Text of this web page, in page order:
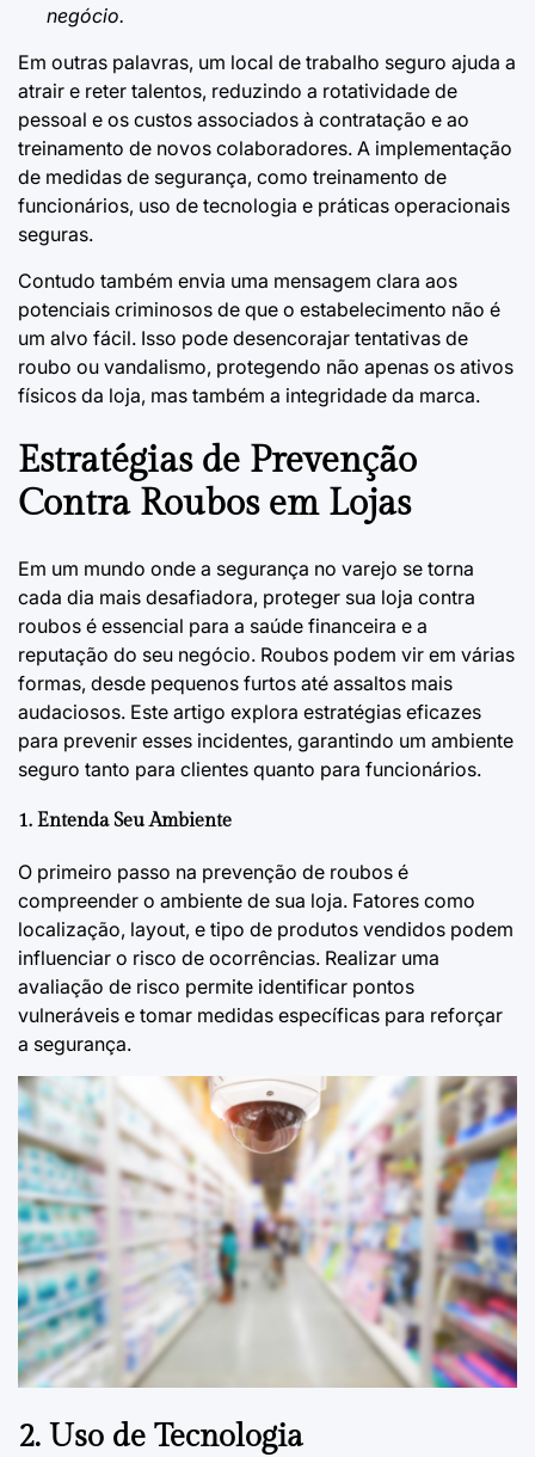
negócio.
Em outras palavras, um local de trabalho seguro ajuda a
atrair e reter talentos, reduzindo a rotatividade de
pessoal e os custos associados à contratação e ao
treinamento de novos colaboradores. A implementação
de medidas de segurança, como treinamento de
funcionários, uso de tecnologia e práticas operacionais
seguras.
Contudo também envia uma mensagem clara aos
potenciais criminosos de que o estabelecimento não é
um alvo fácil. Isso pode desencorajar tentativas de
roubo ou vandalismo, protegendo não apenas os ativos
físicos da loja, mas também a integridade da marca.
Estratégias de Prevenção
Contra Roubos em Lojas
Em um mundo onde a segurança no varejo se torna
cada dia mais desafiadora, proteger sua loja contra
roubos é essencial para a saúde financeira e a
reputação do seu negócio. Roubos podem vir em várias
formas, desde pequenos furtos até assaltos mais
audaciosos. Este artigo explora estratégias eficazes
para prevenir esses incidentes, garantindo um ambiente
seguro tanto para clientes quanto para funcionários.
1. Entenda Seu Ambiente
O primeiro passo na prevenção de roubos é
compreender o ambiente de sua loja. Fatores como
localização, layout, e tipo de produtos vendidos podem
influenciar o risco de ocorrências. Realizar uma
avaliação de risco permite identificar pontos
vulneráveis e tomar medidas específicas para reforçar
a segurança.
2. Uso de Tecnologia